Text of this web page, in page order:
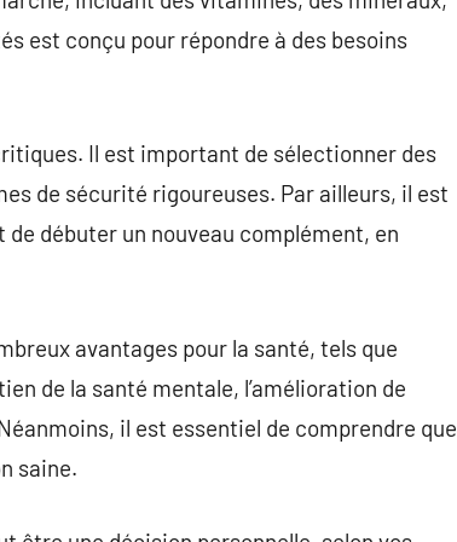
est conçu pour répondre à des besoins
Il est important de sélectionner des
de sécurité rigoureuses. Par ailleurs, il est
de débuter un nouveau complément, en
avantages pour la santé, tels que
de la santé mentale, l’amélioration de
il est essentiel de comprendre que
saine.